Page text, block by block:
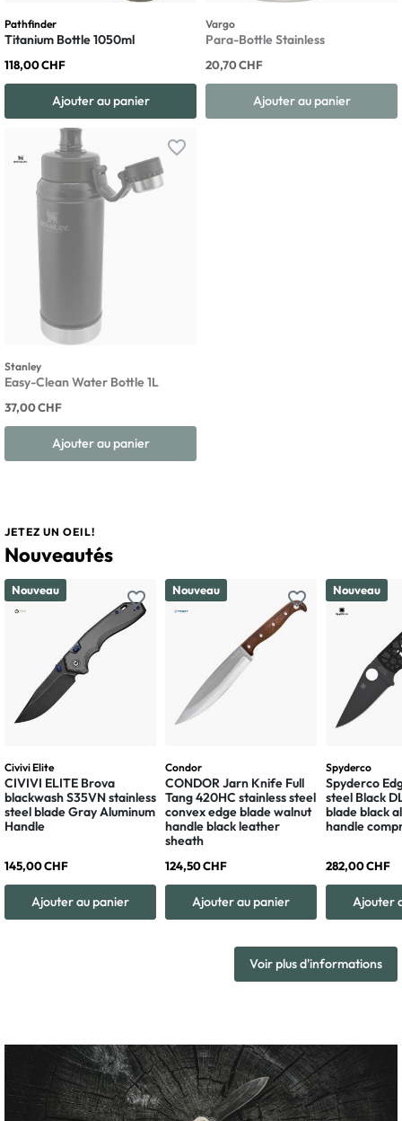
Pathfinder
Titanium Bottle 1050ml
118,00 CHF
Ajouter au panier
Vargo
Para-Bottle Stainless
20,70 CHF
Ajouter au panier
favorite_border
Stanley
Easy-Clean Water Bottle 1L
37,00 CHF
Ajouter au panier
JETEZ UN OEIL!
Nouveautés
favorite_border
Nouveau
Civivi Elite
CIVIVI ELITE Brova
blackwash S35VN stainless
steel blade Gray Aluminum
Handle
145,00 CHF
Ajouter au panier
favorite_border
Nouveau
Condor
CONDOR Jarn Knife Full
Tang 420HC stainless steel
convex edge blade walnut
handle black leather
sheath
124,50 CHF
Ajouter au panier
Nouveau
Spyderco
Spyderco
steel Black
blade black
handle
282,00 CHF
Ajouter
Voir plus d'informations